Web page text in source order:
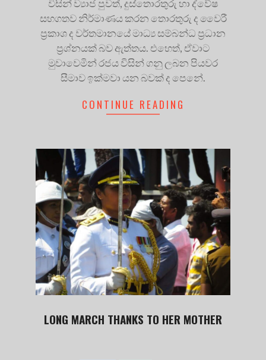
විසින් ව්‍යාජ පුවත්, දුස්තොරතුරු හා ද්වේෂ
සහගතව නිර්මාණය කරන තොරතුරු ද වෛරී
ප්‍රකාශ ද වර්තමානයේ මාධ්‍ය සම්බන්ධ ප්‍රධාන
ප්‍රශ්නයක් බව ඇත්තය. එහෙත්, ඒවාට
මුවාවෙමින් රජය විසින් ගනු ලබන පියවර
සීමාව ඉක්මවා යන බවක් ද පෙනේ.
CONTINUE READING
LONG MARCH THANKS TO HER MOTHER